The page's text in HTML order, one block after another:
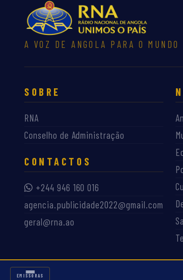
A VOZ DE ANGOLA PARA O MUNDO
SOBRE
RNA
Conselho de Administração
CONTACTOS
+244 946 160 016
agencia.publicidade2022@gmail.com
geral@rna.ao
©2026RNA — Rádio Nacional de Angola. Todos os direitos reservados.
EMISSORAS RNA
EMISSORAS